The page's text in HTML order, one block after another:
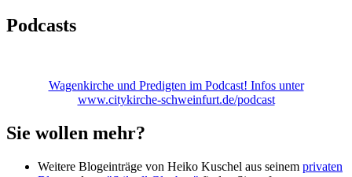
Podcasts
Wagenkirche und Predigten im Podcast! Infos unter
www.citykirche-schweinfurt.de/podcast
Sie wollen mehr?
Weitere Blogeinträge von Heiko Kuschel aus seinem privaten